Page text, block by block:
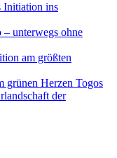
Initiation ins
unterwegs ohne
am größten
grünen Herzen Togos
der